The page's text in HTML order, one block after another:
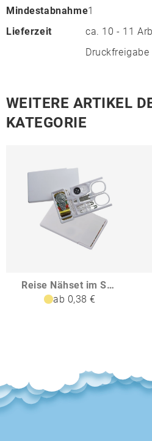
Mindestabnahme1
Lieferzeit
ca. 10 - 11
Druckfreigabe
WEITERE ARTIKEL
KATEGORIE
Reise Nähset im Scheckkartenformat CALEB
ab 0,38 €